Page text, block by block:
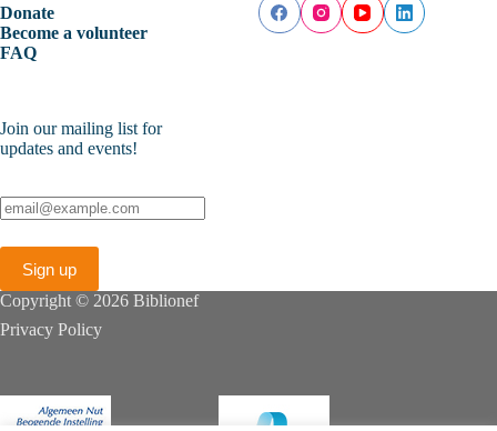
Donate
Become a volunteer
FAQ
Join our mailing list for
updates and events!
Copyright © 2026 Biblionef
Privacy Policy